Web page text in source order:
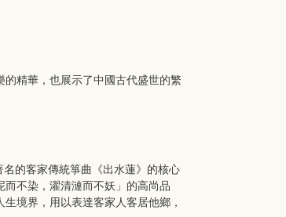
精華，也展示了中國古代盛世的繁
的客家傳統箏曲《出水蓮》的核心
不染，濯清漣而不妖」的高尚品
境界，用以表達客家人客居他鄉，